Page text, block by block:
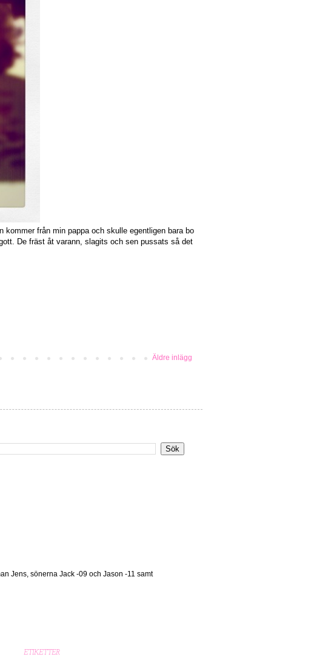
från min pappa och skulle egentligen bara bo
De fräst åt varann, slagits och sen pussats så det
Äldre inlägg
Jens, sönerna Jack -09 och Jason -11 samt
ETIKETTER